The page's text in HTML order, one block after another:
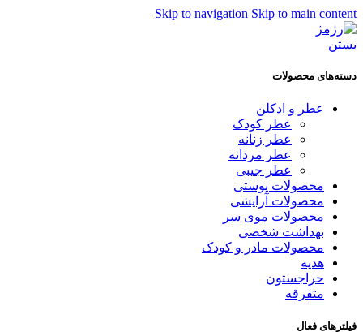
Skip to navigation Skip to main content
بستن
دسته‌های محصولات
عطر و ادکلن
عطر کودک
عطر زنانه
عطر مردانه
عطر جیبی
محصولات پوستی
محصولات آرایشی
محصولات موی سر
بهداشت شخصی
محصولات مادر و کودک
هدیه
حراجستون
متفرقه
فیلترهای فعال